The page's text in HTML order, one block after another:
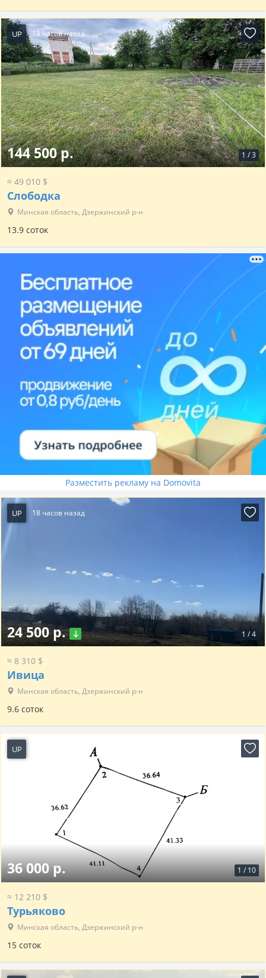
UP 18 часов назад
1 /3
144 500 р.
≈ 49 010 $
Слободка
Минская область, Дзержинский р-н
13.9 соток
Разместить рекламу на Domovita
UP 18 часов назад
1 /4
24 500 р.
≈ 8 310 $
Ивица
Минская область, Дзержинский р-н
9.6 соток
UP
1 / 10
36 000 р.
≈ 12 210 $
Турьяково
Минская область, Дзержинский р-н
15 соток